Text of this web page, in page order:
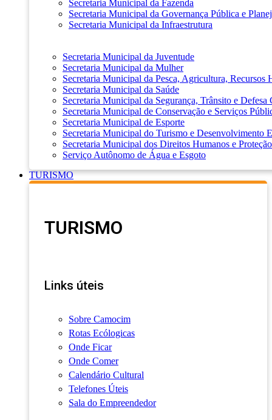
Secretaria Municipal da Fazenda
Secretaria Municipal da Governança Pública e
Secretaria Municipal da Infraestrutura
Secretaria Municipal da Juventude
Secretaria Municipal da Mulher
Secretaria Municipal da Pesca, Agricultura, Recursos
Secretaria Municipal da Saúde
Secretaria Municipal da Segurança, Trânsito e Defesa
Secretaria Municipal de Conservação e Serviços
Secretaria Municipal de Esporte
Secretaria Municipal do Turismo e Desenvolvimento
Secretaria Municipal dos Direitos Humanos e
Serviço Autônomo de Água e Esgoto
TURISMO
TURISMO
Links úteis
Sobre Camocim
Rotas Ecólogicas
Onde Ficar
Onde Comer
Calendário Cultural
Telefones Úteis
Sala do Empreendedor